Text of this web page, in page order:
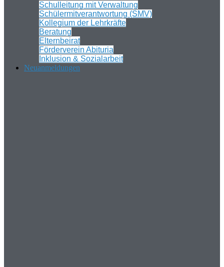
Schulleitung mit Verwaltung
Schülermitverantwortung (SMV)
Kollegium der Lehrkräfte
Beratung
Elternbeirat
Förderverein Abituria
Inklusion & Sozialarbeit
Neuanmeldungen